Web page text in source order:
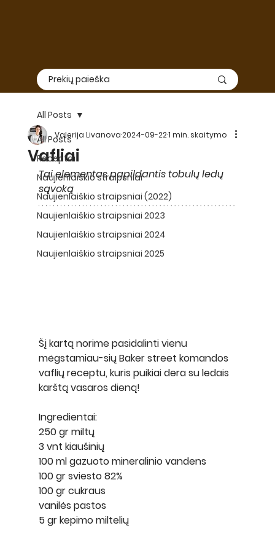
All Posts
Receptai
Naujienlaiškio straipsniai
Naujienlaiškio straipsniai (2022)
Naujienlaiškio straipsniai 2023
Naujienlaiškio straipsniai 2024
Naujienlaiškio straipsniai 2025
All Posts
Vafliai
Valerija Livanova2024-09-221 min. skaitymo
Tai elementas papildantis tobulų ledų
sąvoką
Šį kartą norime pasidalinti vienu
mėgstamiau-sių Baker street komandos
vaflių receptu, kuris puikiai dera su ledais
karštą vasaros dieną!
Ingredientai:
250 gr miltų
3 vnt kiaušinių
100 ml gazuoto mineralinio vandens
100 gr sviesto 82%
100 gr cukraus
vanilės pastos
5 gr kepimo miltelių